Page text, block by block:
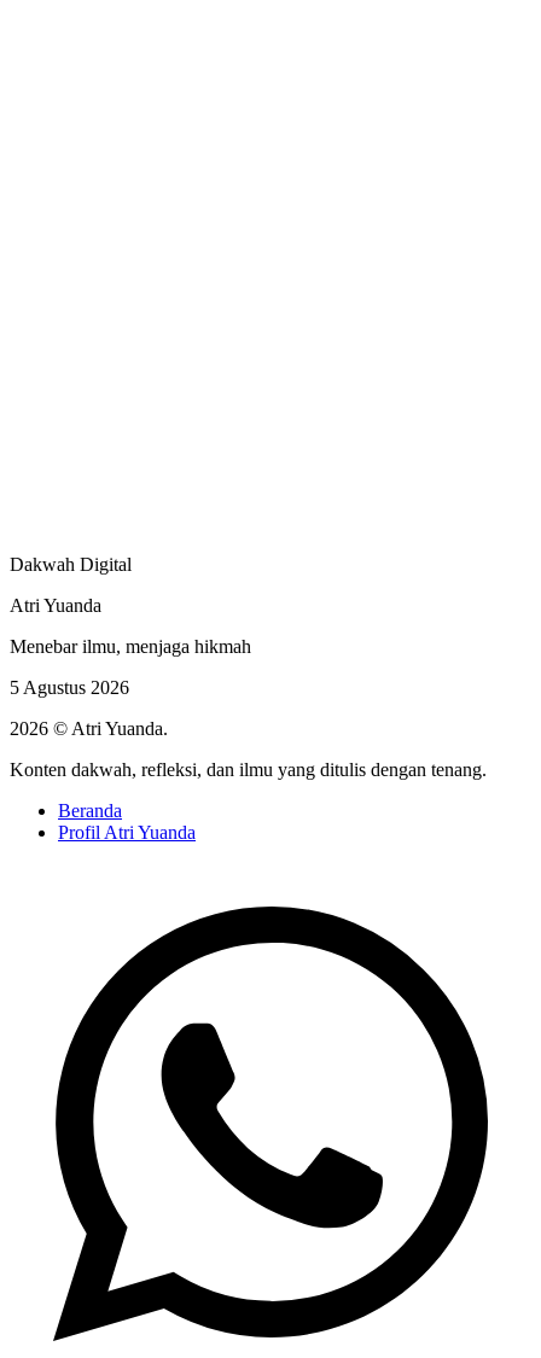
Dakwah Digital
Atri Yuanda
Menebar ilmu, menjaga hikmah
5 Agustus 2026
2026 © Atri Yuanda.
Konten dakwah, refleksi, dan ilmu yang ditulis dengan tenang.
Beranda
Profil Atri Yuanda